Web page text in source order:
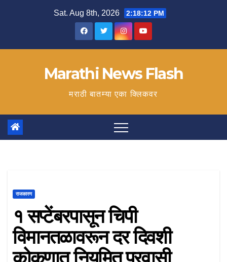
Sat. Aug 8th, 2026 2:18:13 PM
Marathi News Flash
मराठी बातम्या एका क्लिकवर
राजकारण
१ सप्टेंबरपासून चिपी
विमानतळावरून दर दिवशी